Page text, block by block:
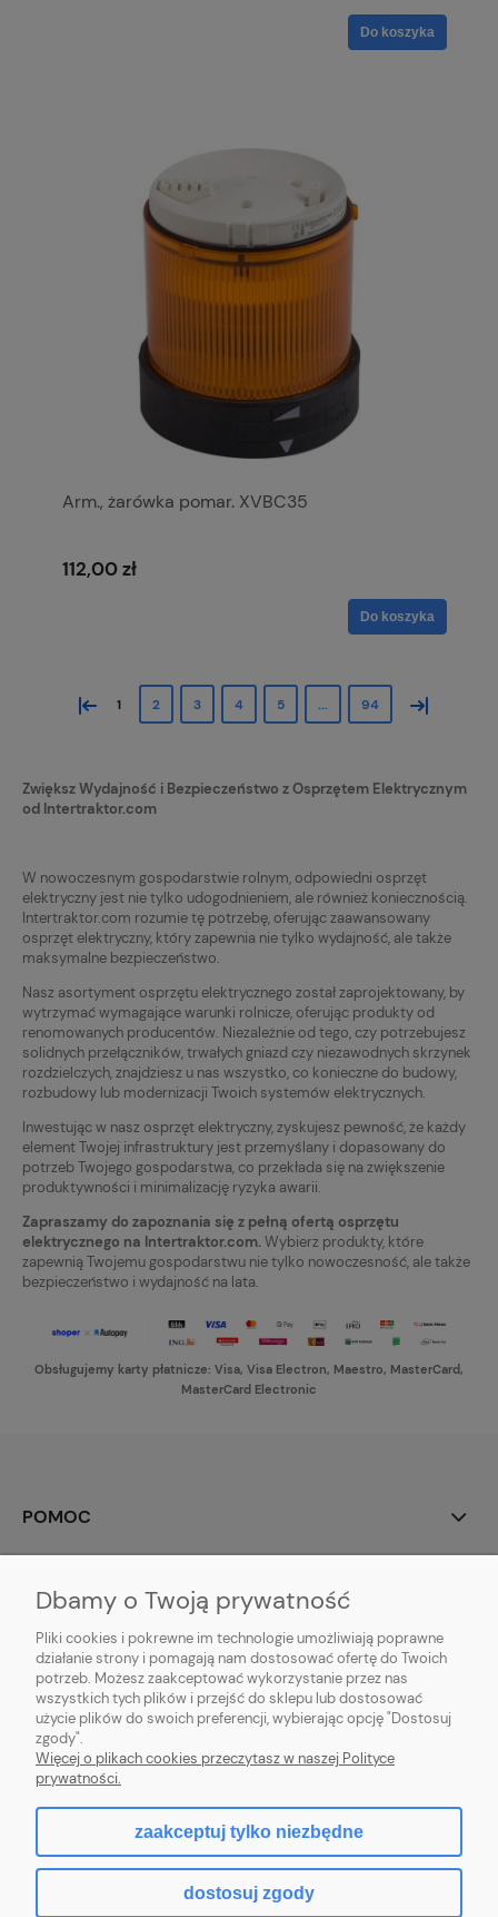
Do koszyka
Arm., żarówka pomar. XVBC35
112,00 zł
Do koszyka
« 1 2 3 4 5 ... 94 »
Zwiększ Wydajność i Bezpieczeństwo z Osprzętem Elektrycznym
od Intertraktor.com
W nowoczesnym gospodarstwie rolnym, odpowiedni osprzęt
elektryczny jest nie tylko udogodnieniem, ale również koniecznością.
Intertraktor.com rozumie tę potrzebę, oferując zaawansowany
osprzęt elektryczny, który zapewnia nie tylko wydajność, ale także
maksymalne bezpieczeństwo.
Nasz asortyment osprzętu elektrycznego został zaprojektowany, by
wytrzymać wymagające warunki rolnicze, oferując produkty od
renomowanych producentów. Niezależnie od tego, czy potrzebujesz
solidnych przełączników, trwałych gniazd czy niezawodnych skrzynek
rozdzielczych, znajdziesz u nas wszystko, co konieczne do budowy,
rozbudowy lub modernizacji Twoich systemów elektrycznych.
Inwestując w nasz osprzęt elektryczny, zyskujesz pewność, że każdy
element Twojej infrastruktury jest przemyślany i dopasowany do
potrzeb Twojego gospodarstwa, co przekłada się na zwiększenie
produktywności i minimalizację ryzyka awarii.
Zapraszamy do zapoznania się z pełną ofertą osprzętu
elektrycznego na Intertraktor.com.Wybierz produkty, które
zapewnią Twojemu gospodarstwu nie tylko nowoczesność, ale także
bezpieczeństwo i wydajność na lata.
Obsługujemy karty płatnicze: Visa, Visa Electron, Maestro, MasterCard,
MasterCard Electronic
POMOC
PŁATNOŚCI I DOSTAWA
INFORMACJE
O NAS
Dbamy o Twoją prywatność
Pliki cookies i pokrewne im technologie umożliwiają poprawne
działanie strony i pomagają nam dostosować ofertę do Twoich
potrzeb. Możesz zaakceptować wykorzystanie przez nas
wszystkich tych plików i przejść do sklepu lub dostosować
użycie plików do swoich preferencji, wybierając opcję "Dostosuj
zgody".
Więcej o plikach cookies przeczytasz w naszej Polityce
prywatności.
zaakceptuj tylko niezbędne
dostosuj zgody